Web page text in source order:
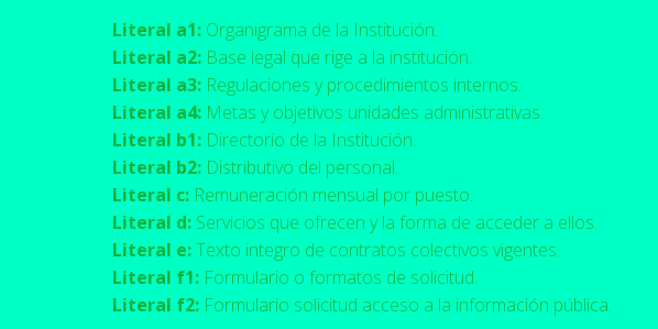
Literal a1: Organigrama de la Institución.
Literal a2: Base legal que rige a la institución.
Literal a3: Regulaciones y procedimientos internos.
Literal a4: Metas y objetivos unidades administrativas.
Literal b1: Directorio de la Institución.
Literal b2: Distributivo del personal.
Literal c: Remuneración mensual por puesto.
Literal d: Servicios que ofrecen y la forma de acceder a ellos.
Literal e:Texto integro de contratos colectivos vigentes.
Literal f1: Formulario o formatos de solicitud.
Literal f2: Formulario solicitud acceso a la información pública.